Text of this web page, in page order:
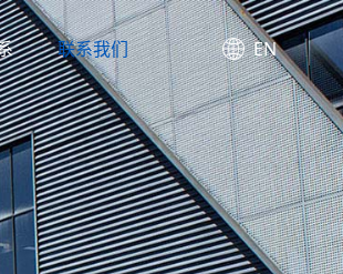
EN
联系我们